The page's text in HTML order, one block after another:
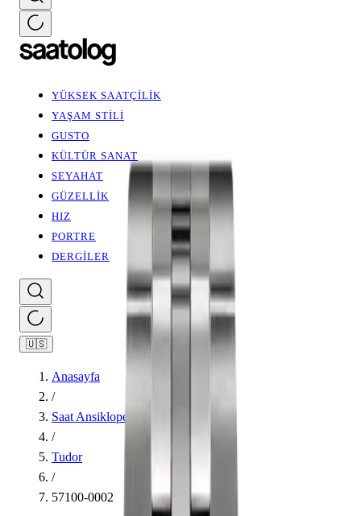
YÜKSEK SAATÇİLİK
YAŞAM STİLİ
GUSTO
KÜLTÜR SANAT
SEYAHAT
GÜZELLİK
HIZ
PORTRE
DERGİLER
🇺🇸
Anasayfa
/
Saat Ansiklopedisi
/
Tudor
/
57100-0002